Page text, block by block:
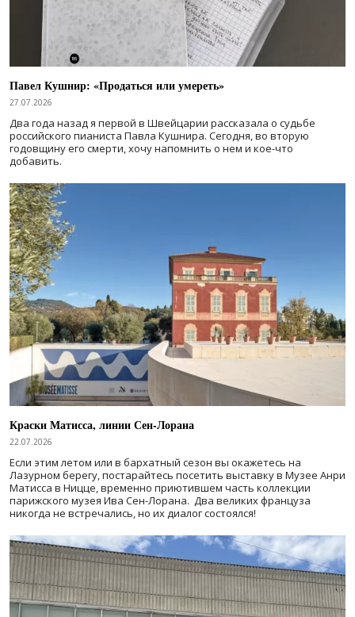
Павел Кушнир: «Продаться или умереть»
27.07.2026
Два года назад я первой в Швейцарии рассказала о судьбе
российского пианиста Павла Кушнира. Сегодня, во вторую
годовщину его смерти, хочу напомнить о нем и кое-что
добавить.
Краски Матисса, линии Сен-Лорана
22.07.2026
Если этим летом или в бархатный сезон вы окажетесь на
Лазурном берегу, постарайтесь посетить выставку в Музее Анри
Матисса в Ницце, временно приютившем часть коллекции
парижского музея Ива Сен-Лорана. Два великих француза
никогда не встречались, но их диалог состоялся!